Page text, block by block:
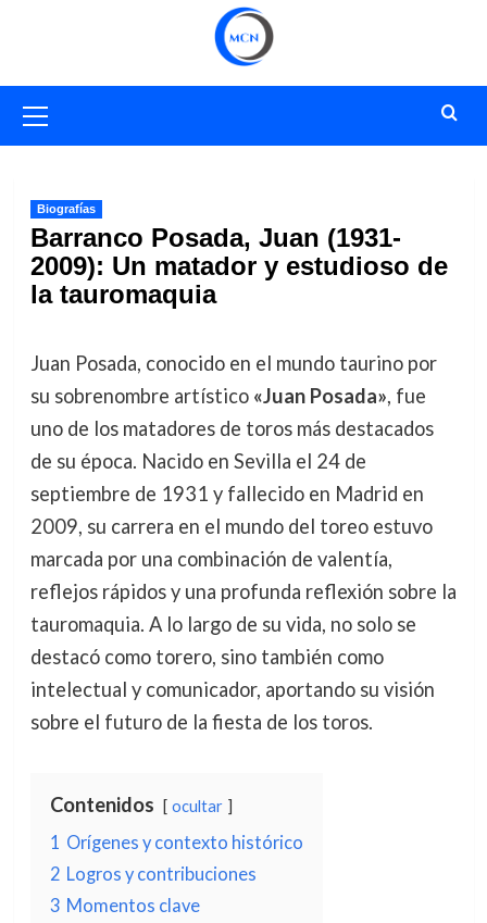
primario
Biografías
Barranco Posada, Juan (1931-
2009): Un matador y estudioso de
la tauromaquia
Juan Posada, conocido en el mundo taurino por
su sobrenombre artístico «Juan Posada», fue
uno de los matadores de toros más destacados
de su época. Nacido en Sevilla el 24 de
septiembre de 1931 y fallecido en Madrid en
2009, su carrera en el mundo del toreo estuvo
marcada por una combinación de valentía,
reflejos rápidos y una profunda reflexión sobre la
tauromaquia. A lo largo de su vida, no solo se
destacó como torero, sino también como
intelectual y comunicador, aportando su visión
sobre el futuro de la fiesta de los toros.
Contenidos ocultar
1 Orígenes y contexto histórico
2 Logros y contribuciones
3 Momentos clave